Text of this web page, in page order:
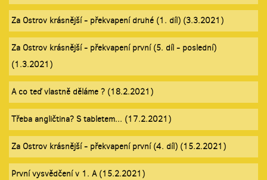
Za Ostrov krásnější - překvapení druhé (1. díl) (3.3.2021)
Za Ostrov krásnější - překvapení první (5. díl - poslední)
(1.3.2021)
A co teď vlastně děláme ? (18.2.2021)
Třeba angličtina? S tabletem... (17.2.2021)
Za Ostrov krásnější - překvapení první (4. díl) (15.2.2021)
První vysvědčení v 1. A (15.2.2021)